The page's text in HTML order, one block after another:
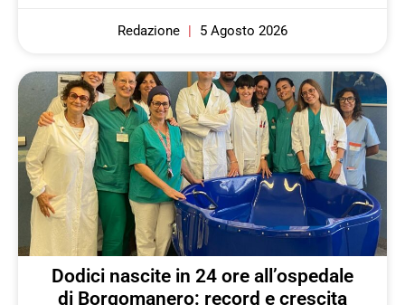
Redazione 5 Agosto 2026
Dodici nascite in 24 ore all’ospedale
di Borgomanero: record e crescita